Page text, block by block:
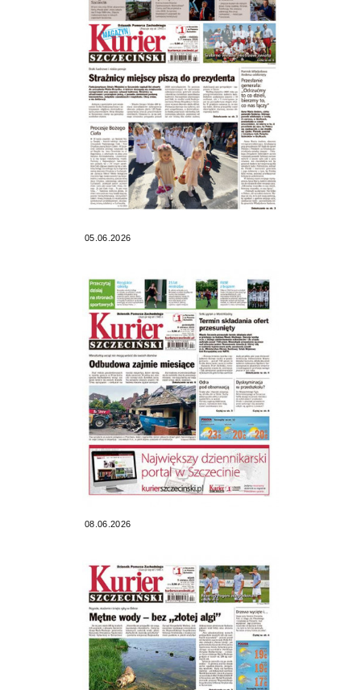
05.06.2026
08.06.2026